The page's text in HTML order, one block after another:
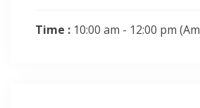
Time : 10:00 am - 12:00 pm